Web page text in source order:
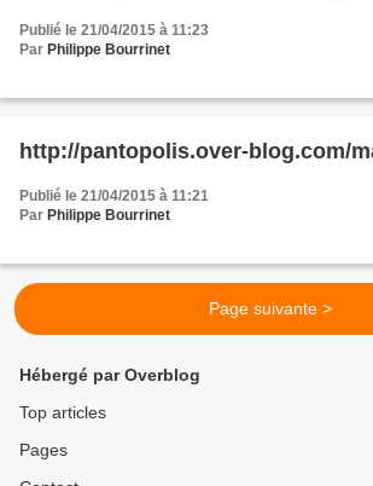
demain.html
Publié le 21/04/2015 à 11:23
Par Philippe Bourrinet
http://pantopolis.over-blog.com/
Publié le 21/04/2015 à 11:21
Par Philippe Bourrinet
Page suivante >
Hébergé par Overblog
Top articles
Pages